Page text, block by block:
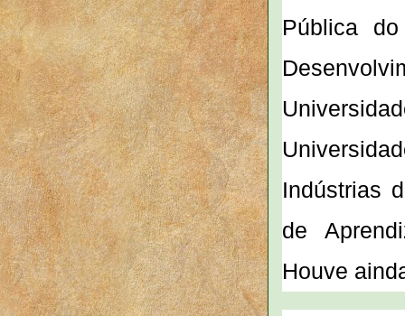
Pública
Indústrias
de
Houve